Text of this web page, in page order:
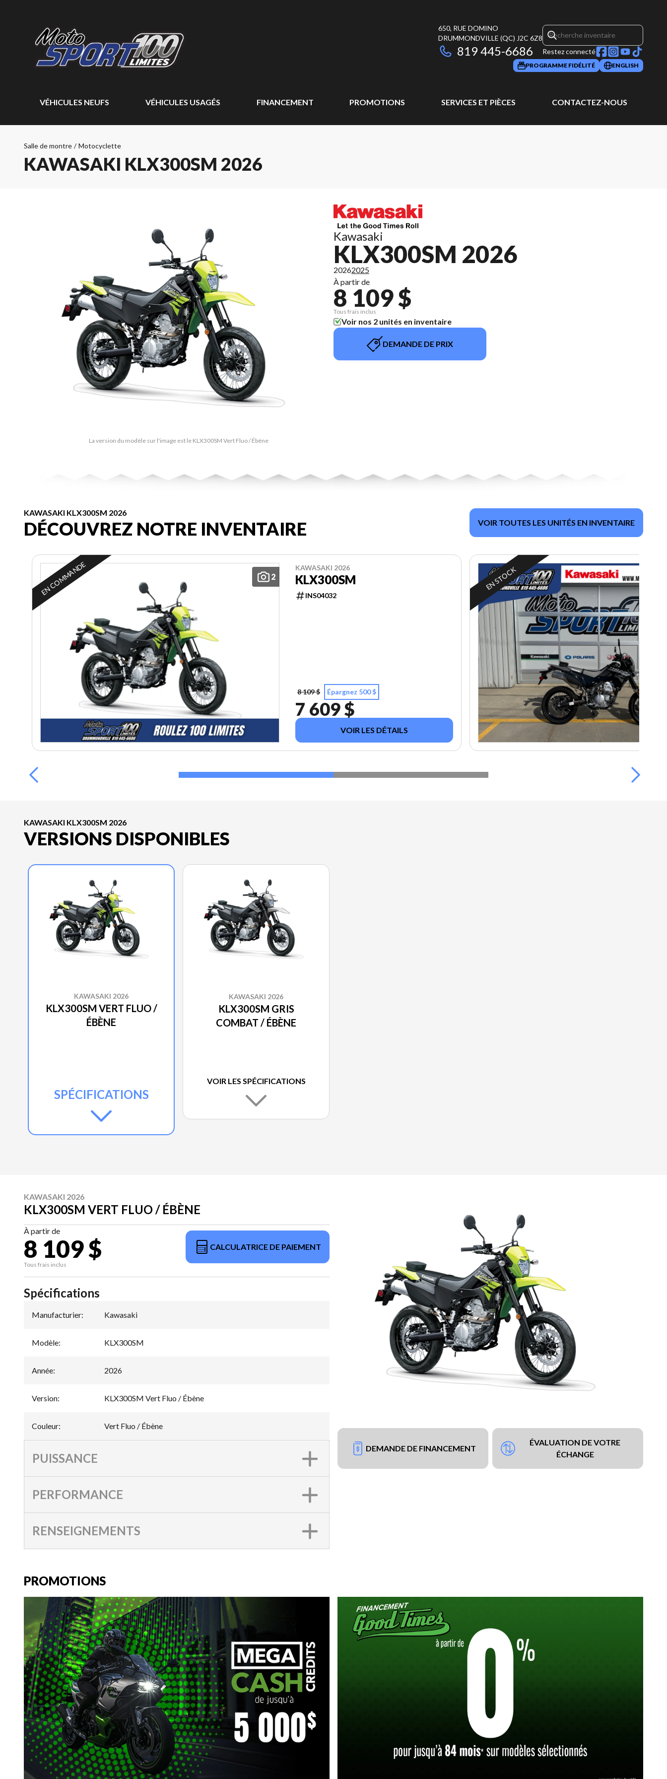
650, RUE DOMINO
DRUMMONDVILLE (QC) J2C 6Z8
819 445-6686 Restez connecté
PROGRAMME FIDÉLITÉ ENGLISH
VÉHICULES NEUFS VÉHICULES USAGÉS FINANCEMENT PROMOTIONS SERVICES ET PIÈCES CONTACTEZ-NOUS
Salle de montre / Motocyclette
KAWASAKI KLX300SM 2026
La version du modèle sur l'image est le KLX300SM Vert Fluo / Ébène
Kawasaki
KLX300SM 2026
20262025
À partir de
8 109 $
Tous frais inclus
Voir nos 2 unités en inventaire
DEMANDE DE PRIX
KAWASAKI KLX300SM 2026
DÉCOUVREZ NOTRE INVENTAIRE VOIR TOUTES LES UNITÉS EN INVENTAIRE
2
EN COMMANDE KAWASAKI 2026
KLX300SM
INS04032
8 109 $ Épargnez 500 $
7 609 $
VOIR LES DÉTAILS
EN STOCK
KAWASAKI KLX300SM 2026
VERSIONS DISPONIBLES
KAWASAKI 2026
KLX300SM VERT FLUO /
ÉBÈNE
SPÉCIFICATIONS
KAWASAKI 2026
KLX300SM GRIS
COMBAT / ÉBÈNE
VOIR LES SPÉCIFICATIONS
KAWASAKI 2026
KLX300SM VERT FLUO / ÉBÈNE
À partir de
8 109 $
Tous frais inclus
CALCULATRICE DE PAIEMENT
DEMANDE DE FINANCEMENT
ÉVALUATION DE VOTRE
ÉCHANGE
Spécifications
Manufacturier: Kawasaki
Modèle: KLX300SM
Année: 2026
Version: KLX300SM Vert Fluo / Ébène
Couleur: Vert Fluo / Ébène
PUISSANCE
PERFORMANCE
RENSEIGNEMENTS
PROMOTIONS